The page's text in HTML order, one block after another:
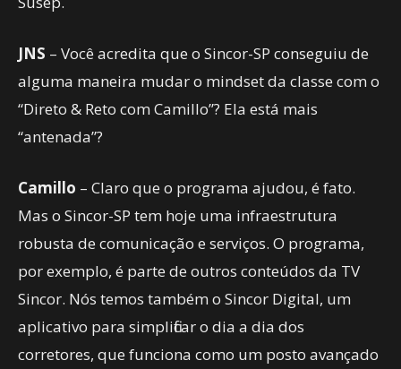
JNS – Você acredita que o Sincor-SP conseguiu de
alguma maneira mudar o mindset da classe com o
“Direto & Reto com Camillo”? Ela está mais
“antenada”?
Camillo – Claro que o programa ajudou, é fato.
Mas o Sincor-SP tem hoje uma infraestrutura
robusta de comunicação e serviços. O programa,
por exemplo, é parte de outros conteúdos da TV
Sincor. Nós temos também o Sincor Digital, um
aplicativo para simplificar o dia a dia dos
corretores, que funciona como um posto avançado